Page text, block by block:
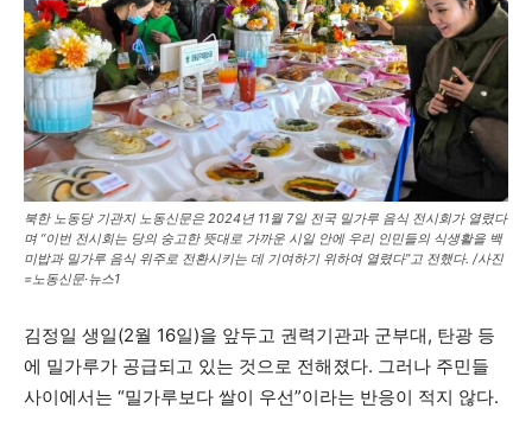
북한 노동당 기관지 노동신문은 2024년 11월 7일 전국 밀가루 음식 전시회가 열렸다
며 “이번 전시회는 당의 숭고한 뜻대로 가까운 시일 안에 우리 인민들의 식생활을 백
미밥과 밀가루 음식 위주로 전환시키는 데 기여하기 위하여 열렸다”고 전했다. /사진
=노동신문·뉴스1
김정일 생일(2월 16일)을 앞두고 권력기관과 군부대, 탄광 등
에 밀가루가 공급되고 있는 것으로 전해졌다. 그러나 주민들
사이에서는 “밀가루보다 쌀이 우선”이라는 반응이 적지 않다.